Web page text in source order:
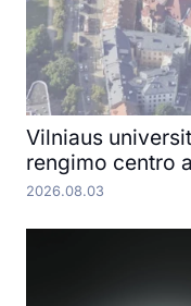
Vilniaus
rengimo centro
2026.08.03